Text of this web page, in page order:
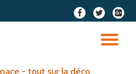
fa-
facebook
fa-
twitter
fa-
plus-
- tout sur la déco